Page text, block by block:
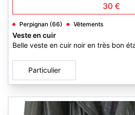
30 €
Perpignan (66) Vêtements
Veste en cuir
Belle veste en cuir noir en très bon
Particulier